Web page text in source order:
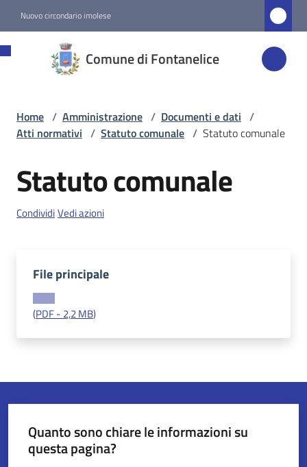
Nuovo circondario imolese
Comune di Fontanelice
Fontanelice
Amministrazione
Menu selezionato
Novità
Servizi
Fontanelice
Tutti
argomenti
Home / Amministrazione / Documenti e dati /
Atti normativi / Statuto comunale / Statuto comunale
Statuto comunale
CondividiVedi azioni
File principale
(PDF- 2,2 MB)
Quanto sono chiare le informazioni su
questa pagina?